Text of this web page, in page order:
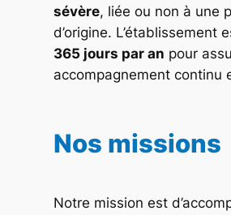
sévère, liée ou non à une
d’origine. L’établissement
365 jours par an pour
accompagnement continu
Nos missions
Notre mission est